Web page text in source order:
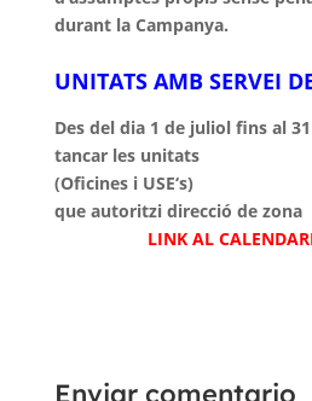
durant la Campanya.
UNITATS AMB SERVEI
Des del dia 1 de juliol fins al
tancar les unitats
(Oficines i USE‘s)
que autoritzi direcció de zona
LINK AL
Enviar comentario